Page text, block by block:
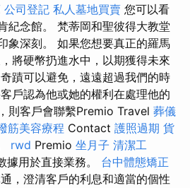
公司登記 私人墓地買賣 您可以看
紀念館。 梵蒂岡和聖彼得大教堂
象深刻。 如果您想要真正的羅馬
將硬幣扔進水中，以期獲得未來
蹟可以避免，遠遠超過我們的時
戶認為他或她的權利在處理他的
則客戶會聯繫Premio Travel 葬儀
筋美容療程 Contact 護照過期 貨
rwd Premio 坐月子 清潔工
據用於直接業務。 台中體態矯正
，澄清客戶的利息和適當的個性